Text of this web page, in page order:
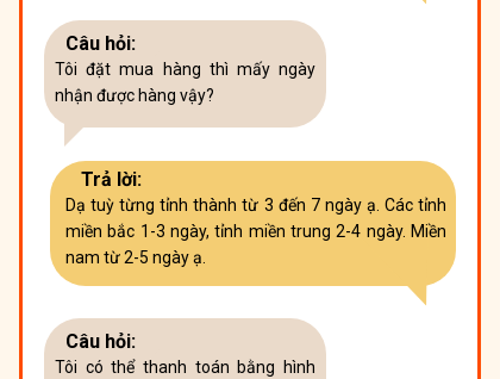
Câu hỏi:
Tôi đặt mua hàng thì mấy ngày
nhận được hàng vậy?
Trả lời:
Dạ tuỳ từng tỉnh thành từ 3 đến 7 ngày ạ. Các tỉnh
miền bắc 1-3 ngày, tỉnh miền trung 2-4 ngày. Miền
nam từ 2-5 ngày ạ.
Câu hỏi:
Tôi có thể thanh toán bằng hình